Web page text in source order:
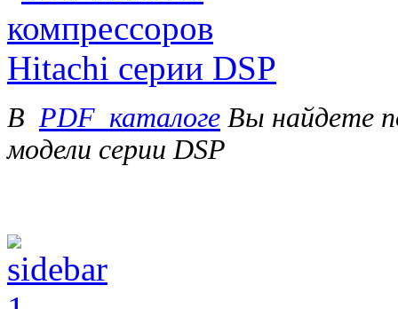
В PDF_каталоге Вы найдете
модели серии DSP